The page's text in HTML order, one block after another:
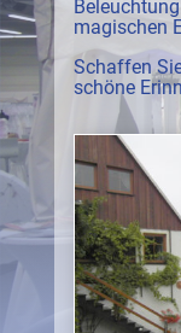
magischen
Schaffen
schöne